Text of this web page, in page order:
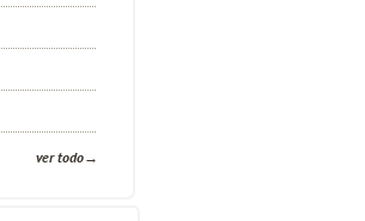
ver todo